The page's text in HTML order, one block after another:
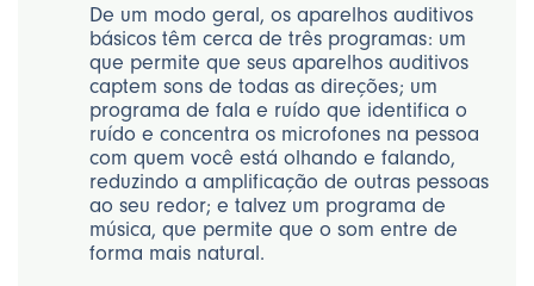
De um modo geral, os aparelhos auditivos
básicos têm cerca de três programas: um
que permite que seus aparelhos auditivos
captem sons de todas as direções; um
programa de fala e ruído que identifica o
ruído e concentra os microfones na pessoa
com quem você está olhando e falando,
reduzindo a amplificação de outras pessoas
ao seu redor; e talvez um programa de
música, que permite que o som entre de
forma mais natural.